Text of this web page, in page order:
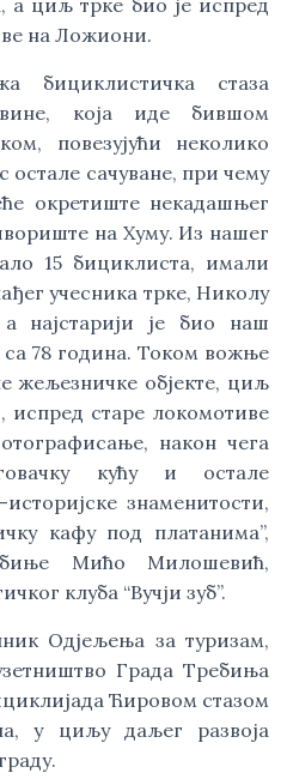
а циљ трке био је испред
на Ложиони.
бициклистичка стаза
која иде бившом
повезујући неколико
остале сачуване, при чему
окретиште некадашњег
на Хуму. Из нашег
15 бициклиста, имали
учесника трке, Николу
најстарији је био наш
са 78 година. Током вожње
жељезничке објекте, циљ
старе локомотиве
након чега
кућу и остале
знаменитости,
кафу под платанима”,
Мићо Милошевић,
клуба “Вучји зуб”.
Одјељења за туризам,
Града Требиња
Ћировом стазом
у циљу даљег развоја